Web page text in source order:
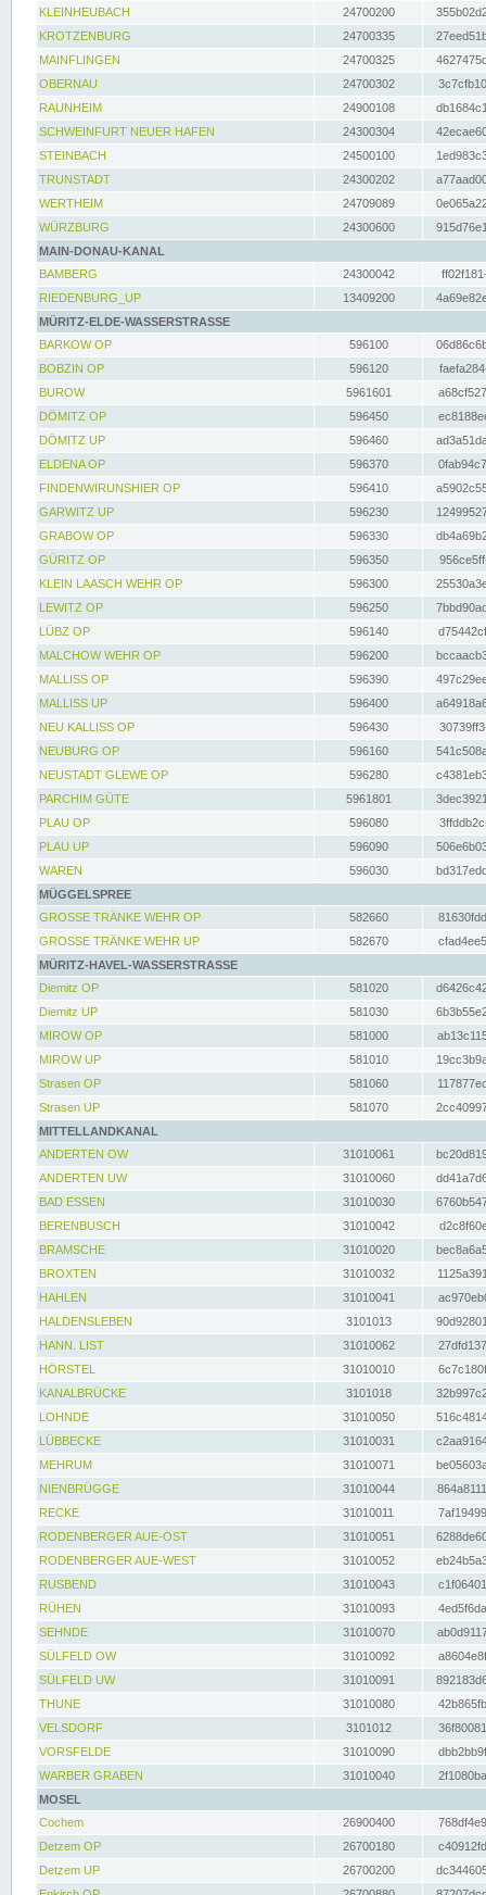
KLEINHEUBACH 24700200
KROTZENBURG
24700335
MAINFLINGEN
24700325
OBERNAU
24700302
RAUNHEIM
24900108
SCHWEINFURT NEUER HAFEN
24300304
STEINBACH
24500100
TRUNSTADT
24300202
WERTHEIM
24709089
WÜRZBURG
24300600
MAIN-DONAU-KANAL
BAMBERG
24300042
RIEDENBURG_UP
13409200
MÜRITZ-ELDE-WASSERSTRASSE
BARKOW OP
596100
BOBZIN OP
596120
BUROW
5961601
DÖMITZ OP
596450
DÖMITZ UP
596460
ELDENA OP
596370
FINDENWIRUNSHIER OP
596410
GARWITZ UP
596230
GRABOW OP
596330
GÜRITZ OP
596350
KLEIN LAASCH WEHR OP
596300
LEWITZ OP
596250
LÜBZ OP
596140
MALCHOW WEHR OP
596200
MALLISS OP
596390
MALLISS UP
596400
NEU KALLISS OP
596430
NEUBURG OP
596160
NEUSTADT GLEWE OP
596280
PARCHIM GÜTE
5961801
PLAU OP
596080
PLAU UP
596090
WAREN
596030
MÜGGELSPREE
GROSSE TRÄNKE WEHR OP
582660
GROSSE TRÄNKE WEHR UP
582670
MÜRITZ-HAVEL-WASSERSTRASSE
Diemitz OP
581020
Diemitz UP
581030
MIROW OP
581000
MIROW UP
581010
Strasen OP
581060
Strasen UP
581070
MITTELLANDKANAL
ANDERTEN OW
31010061
ANDERTEN UW
31010060
BAD ESSEN
31010030
BERENBUSCH
31010042
BRAMSCHE
31010020
BROXTEN
31010032
HAHLEN
31010041
HALDENSLEBEN
3101013
HANN. LIST
31010062
HÖRSTEL
31010010
KANALBRÜCKE
3101018
LOHNDE
31010050
LÜBBECKE
31010031
MEHRUM
31010071
NIENBRÜGGE
31010044
RECKE
31010011
RODENBERGER AUE-OST
31010051
RODENBERGER AUE-WEST
31010052
RUSBEND
31010043
RÜHEN
31010093
SEHNDE
31010070
SÜLFELD OW
31010092
SÜLFELD UW
31010091
THUNE
31010080
VELSDORF
3101012
VORSFELDE
31010090
WARBER GRABEN
31010040
MOSEL
Cochem
26900400
Detzem OP
26700180
Detzem UP
26700200